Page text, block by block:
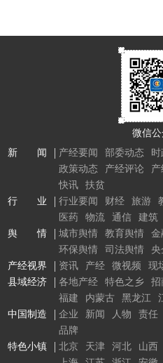
微信
新 闻
产经要闻 部委动态 时
政策动态
产经评论
快讯
扶贫
行 业
行业要闻 财经 旅游
医药
物流 通信 建筑
舆 情
城市舆情 教育舆情 金
环保舆情
司法舆情
产经视界
资讯 产经 微视频 现
县域经济
各地产经 特色之乡 招
福建
内蒙古 黑龙江
中国制造
企业 新闻 人物 责任
品牌
特色小镇
北京 天津 河北 山西